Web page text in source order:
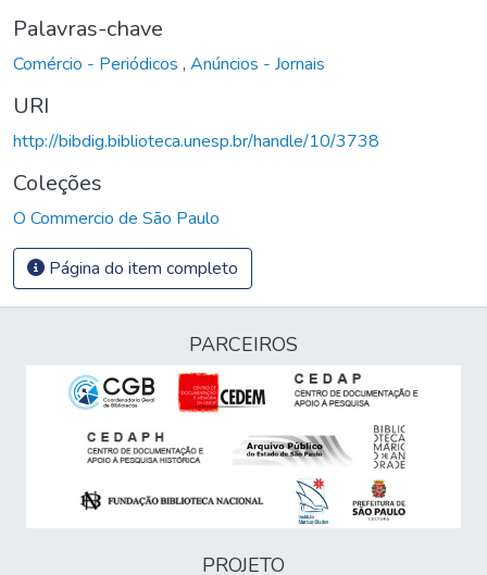
Palavras-chave
Comércio - Periódicos , Anúncios - Jornais
URI
http://bibdig.biblioteca.unesp.br/handle/10/3738
Coleções
O Commercio de São Paulo
Página do item completo
PARCEIROS
PROJETO